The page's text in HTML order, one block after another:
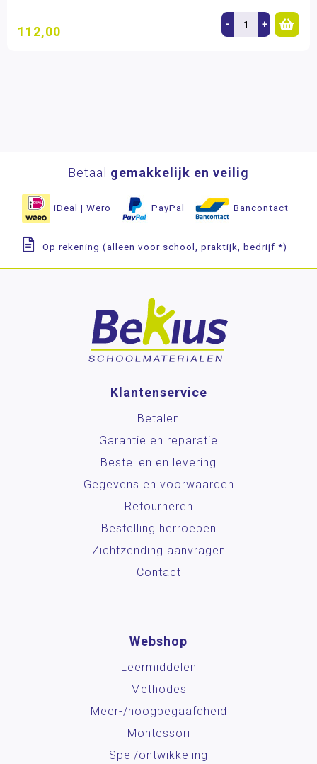
112,00 - +
Betaal gemakkelijk en veilig
iDeal | Wero PayPal Bancontact
Op rekening (alleen voor school, praktijk, bedrijf *)
Klantenservice
Betalen
Garantie en reparatie
Bestellen en levering
Gegevens en voorwaarden
Retourneren
Bestelling herroepen
Zichtzending aanvragen
Contact
Webshop
Leermiddelen
Methodes
Meer-/hoog­begaafdheid
Montessori
Spel/ontwikkeling